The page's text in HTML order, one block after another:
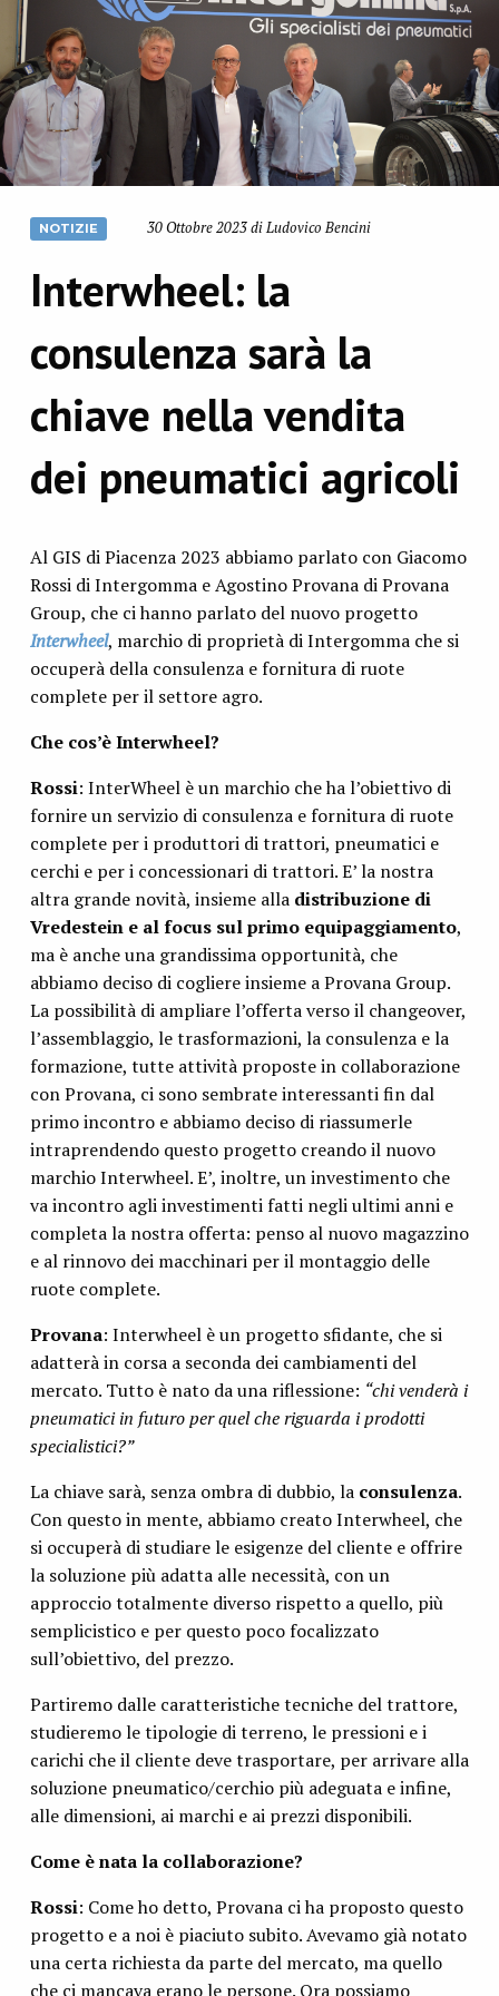
NOTIZIE 30 Ottobre 2023 di Ludovico Bencini
Interwheel: la
consulenza sarà la
chiave nella vendita
dei pneumatici agricoli
Al GIS di Piacenza 2023 abbiamo parlato con Giacomo
Rossi di Intergomma e Agostino Provana di Provana
Group, che ci hanno parlato del nuovo progetto
Interwheel, marchio di proprietà di Intergomma che si
occuperà della consulenza e fornitura di ruote
complete per il settore agro.
Che cos’è Interwheel?
Rossi: InterWheel è un marchio che ha l’obiettivo di
fornire un servizio di consulenza e fornitura di ruote
complete per i produttori di trattori, pneumatici e
cerchi e per i concessionari di trattori. E’ la nostra
altra grande novità, insieme alla distribuzione di
Vredestein e al focus sul primo equipaggiamento,
ma è anche una grandissima opportunità, che
abbiamo deciso di cogliere insieme a Provana Group.
La possibilità di ampliare l’offerta verso il changeover,
l’assemblaggio, le trasformazioni, la consulenza e la
formazione, tutte attività proposte in collaborazione
con Provana, ci sono sembrate interessanti fin dal
primo incontro e abbiamo deciso di riassumerle
intraprendendo questo progetto creando il nuovo
marchio Interwheel. E’, inoltre, un investimento che
va incontro agli investimenti fatti negli ultimi anni e
completa la nostra offerta: penso al nuovo magazzino
e al rinnovo dei macchinari per il montaggio delle
ruote complete.
Provana: Interwheel è un progetto sfidante, che si
adatterà in corsa a seconda dei cambiamenti del
mercato. Tutto è nato da una riflessione: “chi venderà i
pneumatici in futuro per quel che riguarda i prodotti
specialistici?”
La chiave sarà, senza ombra di dubbio, la consulenza.
Con questo in mente, abbiamo creato Interwheel, che
si occuperà di studiare le esigenze del cliente e offrire
la soluzione più adatta alle necessità, con un
approccio totalmente diverso rispetto a quello, più
semplicistico e per questo poco focalizzato
sull’obiettivo, del prezzo.
Partiremo dalle caratteristiche tecniche del trattore,
studieremo le tipologie di terreno, le pressioni e i
carichi che il cliente deve trasportare, per arrivare alla
soluzione pneumatico/cerchio più adeguata e infine,
alle dimensioni, ai marchi e ai prezzi disponibili.
Come è nata la collaborazione?
Rossi: Come ho detto, Provana ci ha proposto questo
progetto e a noi è piaciuto subito. Avevamo già notato
una certa richiesta da parte del mercato, ma quello
che ci mancava erano le persone. Ora possiamo